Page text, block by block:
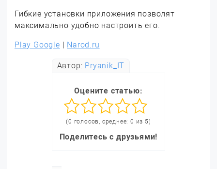
Гибкие установки приложения позволят
максимально удобно настроить его.
Play Google Narod.ru
Автор: Pryanik_IT
Оцените статью:
(0 голосов, среднее: 0 из 5)
Поделитесь с друзьями!